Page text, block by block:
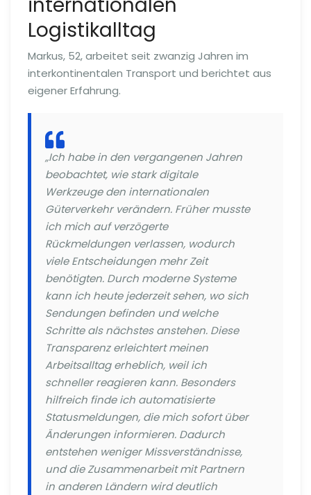
Logistikalltag
Markus, 52, arbeitet seit zwanzig Jahren im
interkontinentalen Transport und berichtet aus
eigener Erfahrung.
„Ich habe in den vergangenen Jahren
beobachtet, wie stark digitale
Werkzeuge den internationalen
Güterverkehr verändern. Früher musste
ich mich auf verzögerte
Rückmeldungen verlassen, wodurch
viele Entscheidungen mehr Zeit
benötigten. Durch moderne Systeme
kann ich heute jederzeit sehen, wo sich
Sendungen befinden und welche
Schritte als nächstes anstehen. Diese
Transparenz erleichtert meinen
Arbeitsalltag erheblich, weil ich
schneller reagieren kann. Besonders
hilfreich finde ich automatisierte
Statusmeldungen, die mich sofort über
Änderungen informieren. Dadurch
entstehen weniger Missverständnisse,
und die Zusammenarbeit mit Partnern
in anderen Ländern wird deutlich